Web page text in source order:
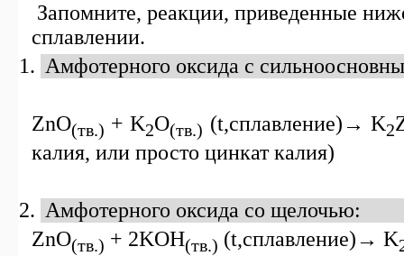
Запомните, реакции, приведенные
сплавлении.
Амфотерного оксида с
ZnO(тв.) +K2O(тв.) (t,сплавление)→ K2
калия, или просто цинкат калия)
Амфотерного оксида со щелочью:
ZnO(тв.) + 2KOH(тв.) (t,сплавление)→ K